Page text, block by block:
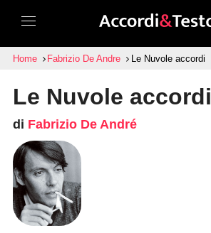
Home Fabrizio De Andre Le Nuvole accordi
Le Nuvole accordi
di Fabrizio De André